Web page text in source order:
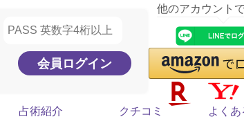
他のアカウント
占術紹介 クチコミ よく